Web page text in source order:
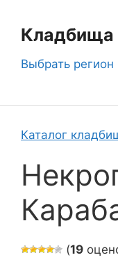
содержимому
Кладбища
Выбрать регион
Каталог
(19